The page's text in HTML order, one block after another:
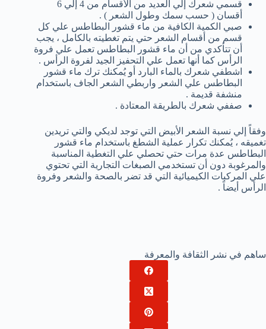
قسمي شعرك إلي العديد من الأقسام من 4 إلي 6
أقسان ( حسب سمك وطول الشعر ) .
صبي الكمية الكافية من ماء قشور البطاطس علي كل
قسم من أقسام الشعر حتي يتم تغطيته بالكامل ، يجب
أن تتأكدي من أن ماء قشور البطاطس تعمل علي فروة
الرأس كما أنها تعمل علي التحفيز الجيد لفروة الرأس .
اشطفي شعرك بالماء البارد أو يُمكنك ترك ماء قشور
البطاطس علي الشعر واربطي الشعر الجاف باستخدام
منشفة قديمة .
صففي شعرك بالطريقة المعتادة .
وفقاً إلي نسبة الشعر الأبيض التي توجد لديكي والتي تريدين
تغميقه ، يُمكنك تكرار عملية الشطغ باستخدام ماء قشور
البطاطس عدة مرات حتي تحصلي علي التغطية المناسبة
والمرغوبة دون أن تستخدمي الصبغات التجارية التي تحتوي
علي المركبات الكيميائية التي قد تضر بالصحة والشعر وفروة
الرأس أيضاً .
ساهم في نشر الثقافة والمعرفة